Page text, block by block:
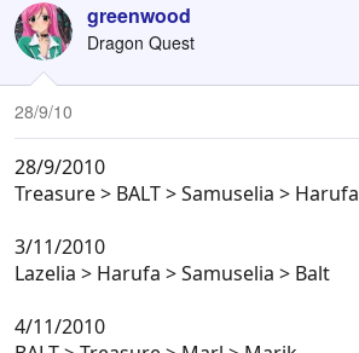
greenwood
Dragon Quest
28/9/10
28/9/2010
Treasure > BALT > Samuselia > Harufa
3/11/2010
Lazelia > Harufa > Samuselia > Balt
4/11/2010